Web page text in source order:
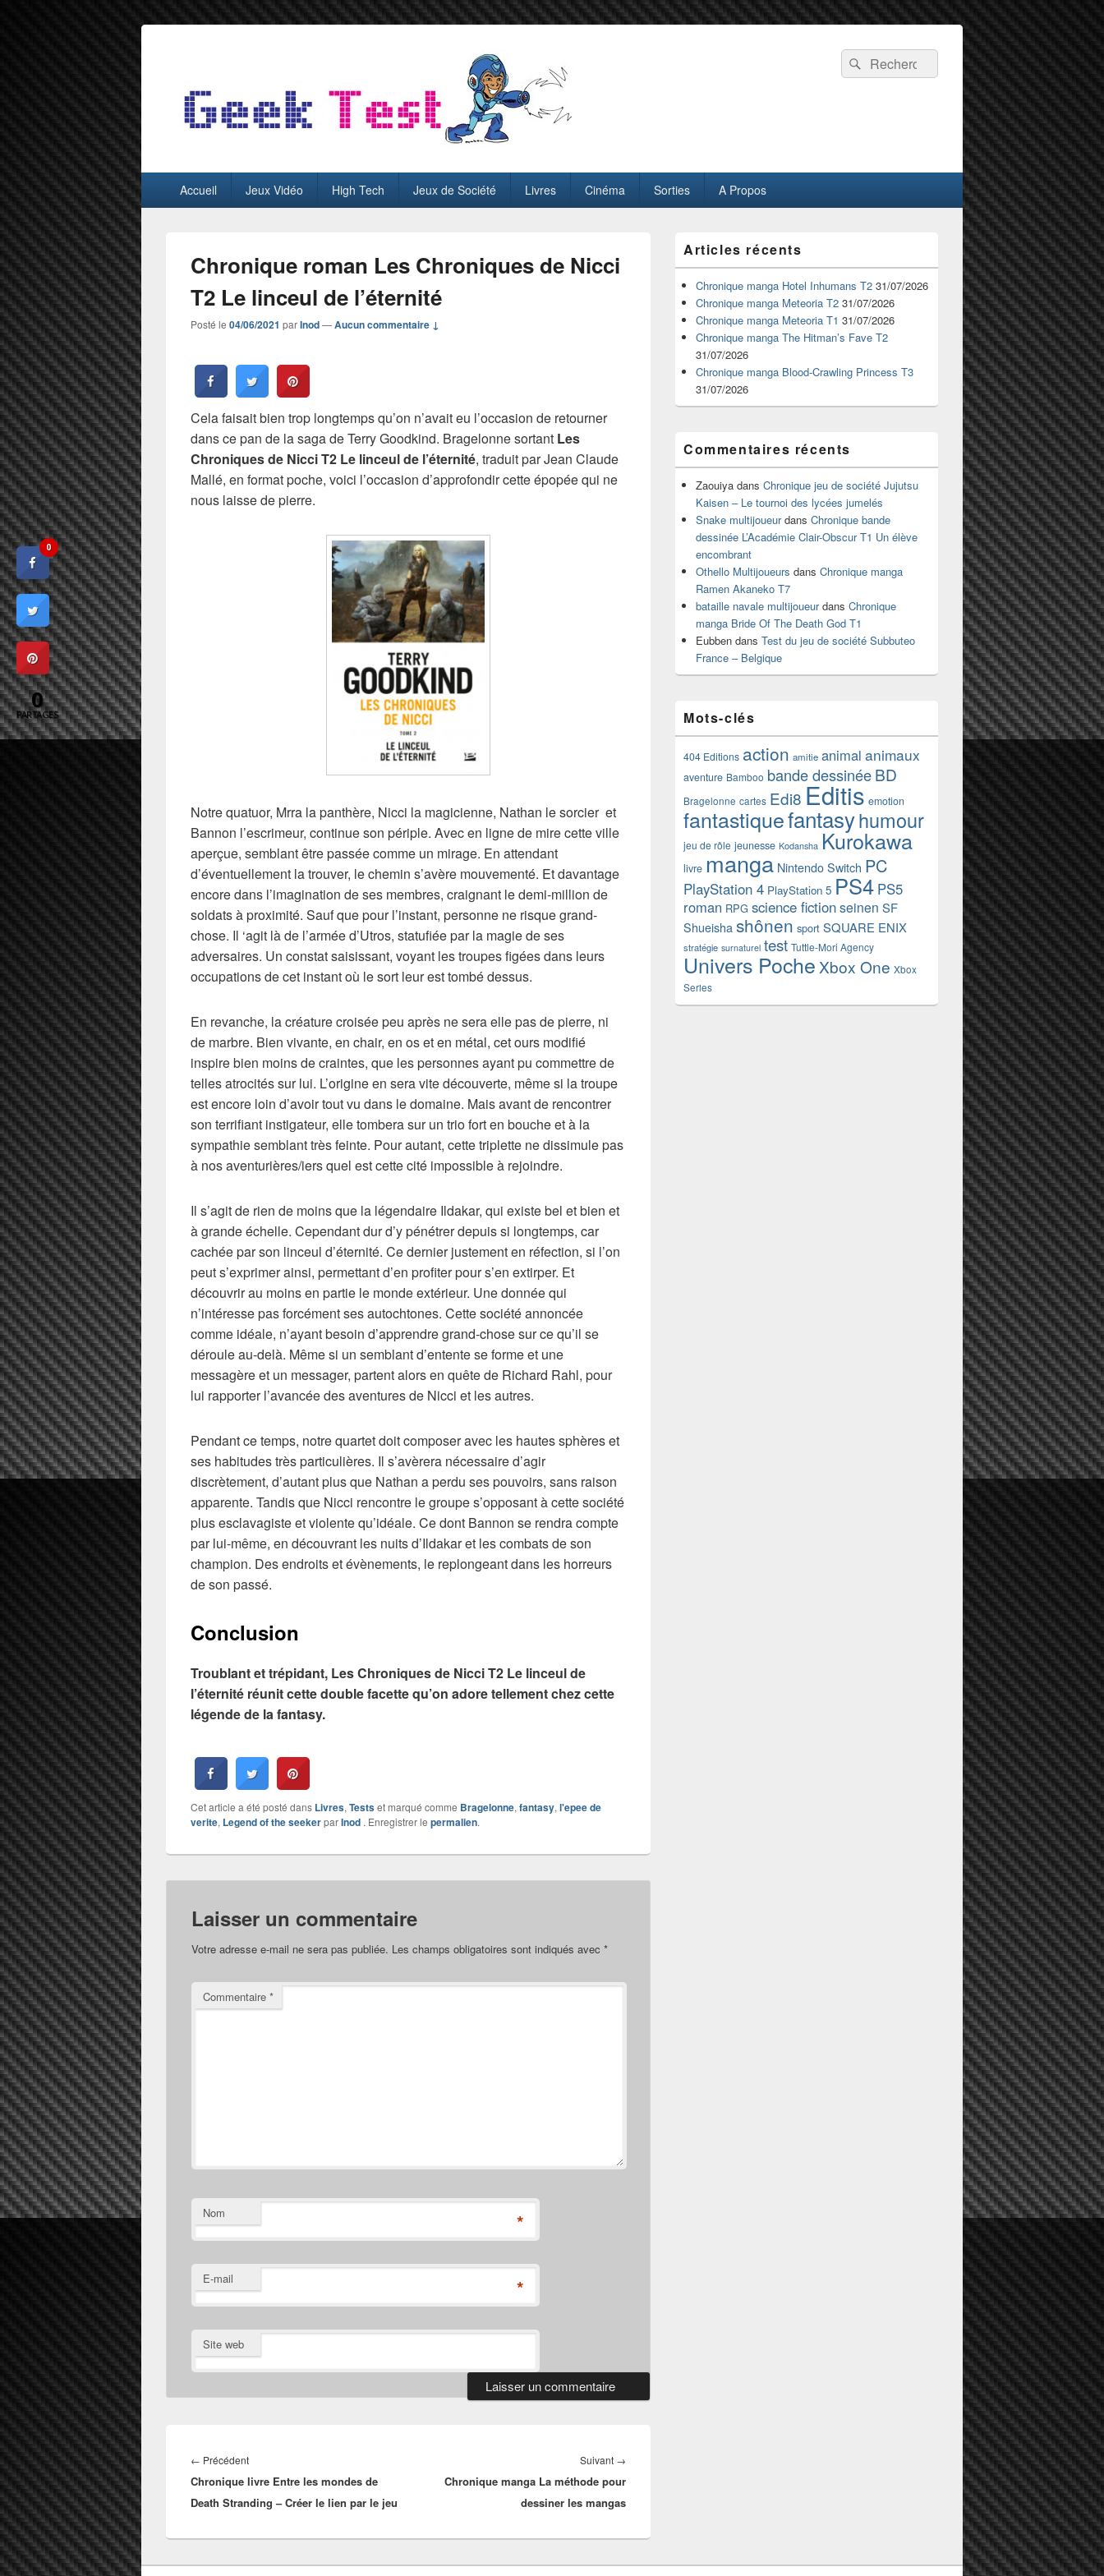
GeekTest
Recherche :
Rechercher
principalAccueil Jeux Vidéo High Tech Jeux de Société Livres Cinéma Sorties A Propos
Chronique roman Les Chroniques de Nicci
T2 Le linceul de l’éternité
Posté le 04/06/2021 parInod—Aucun commentaire ↓
Cela faisait bien trop longtemps qu’on n’avait eu l’occasion de retourner
dans ce pan de la saga de Terry Goodkind. Bragelonne sortant Les
Chroniques de Nicci T2 Le linceul de l’éternité, traduit par Jean Claude
Mallé, en format poche, voici l’occasion d’approfondir cette épopée qui ne
nous laisse de pierre.
Notre quatuor, Mrra la panthère, Nicci la magicienne, Nathan le sorcier et
Bannon l’escrimeur, continue son périple. Avec en ligne de mire cette ville
aperçue, semblant être passée comme un mirage. En attendant
d’éventuellement la trouver, le chemin s’avère mouvementé. Et davantage
encore dans l’imagination de ses membres, craignant le demi-million de
soldats à proximité. Sauf que pour l’instant, personne ne risque grand-
chose. Il ‘agit là de l’armée d’Utros, statufiée par la magie de ses
adversaires. Un constat saisissant, voyant les troupes figées dans leurs
occupations de cet instant où le sort leur est tombé dessus.
En revanche, la créature croisée peu après ne sera elle pas de pierre, ni
de marbre. Bien vivante, en chair, en os et en métal, cet ours modifié
inspire bien moins de craintes, que les personnes ayant pu commettre de
telles atrocités sur lui. L’origine en sera vite découverte, même si la troupe
est encore loin d’avoir tout vu dans le domaine. Mais avant de rencontrer
son terrifiant instigateur, elle tombera sur un trio fort en bouche et à la
sympathie semblant très feinte. Pour autant, cette triplette ne dissimule pas
à nos aventurières/iers quel est cette cité impossible à rejoindre.
Il s’agit de rien de moins que la légendaire Ildakar, qui existe bel et bien et
à grande échelle. Cependant dur d’y pénétrer depuis si longtemps, car
cachée par son linceul d’éternité. Ce dernier justement en réfection, si l’on
peut s’exprimer ainsi, permettant d’en profiter pour s’en extirper. Et
découvrir au moins en partie le monde extérieur. Une donnée qui
n’intéresse pas forcément ses autochtones. Cette société annoncée
comme idéale, n’ayant besoin d’apprendre grand-chose sur ce qu’il se
déroule au-delà. Même si un semblant d’entente se forme et une
messagère et un messager, partent alors en quête de Richard Rahl, pour
lui rapporter l’avancée des aventures de Nicci et les autres.
Pendant ce temps, notre quartet doit composer avec les hautes sphères et
ses habitudes très particulières. Il s’avèrera nécessaire d’agir
discrètement, d’autant plus que Nathan a perdu ses pouvoirs, sans raison
apparente. Tandis que Nicci rencontre le groupe s’opposant à cette société
plus esclavagiste et violente qu’idéale. Ce dont Bannon se rendra compte
par lui-même, en découvrant les nuits d’Ildakar et les combats de son
champion. Des endroits et évènements, le replongeant dans les horreurs
de son passé.
Conclusion
Troublant et trépidant, Les Chroniques de Nicci T2 Le linceul de
l’éternité réunit cette double facette qu’on adore tellement chez cette
légende de la fantasy.
Cet article a été posté dans Livres, Testset marqué comme Bragelonne, fantasy, l'epee de
verite, Legend of the seekerparInod . Enregistrer le permalien.
Laisser un commentaire
Votre adresse e-mail ne sera pas publiée. Les champs obligatoires sont indiqués avec *
Commentaire *
Nom *
E-mail *
Site web
de
l’article
← PrécédentArticle
précédent :
Chronique livre Entre les mondes de
Death Stranding – Créer le lien par le jeu
Suivant →
suivant :
Chronique manga La méthode pour
dessiner les mangas
principale
de
widget
pour
barre
latérale
Articles récents
Chronique manga Hotel Inhumans T2 31/07/2026
Chronique manga Meteoria T2 31/07/2026
Chronique manga Meteoria T1 31/07/2026
Chronique manga The Hitman’s Fave T2
31/07/2026
Chronique manga Blood-Crawling Princess T3
31/07/2026
Commentaires récents
Zaouiya dans Chronique jeu de société Jujutsu
Kaisen – Le tournoi des lycées jumelés
Snake multijoueurdans Chronique bande
dessinée L’Académie Clair-Obscur T1 Un élève
encombrant
Othello Multijoueurs dans Chronique manga
Ramen Akaneko T7
bataille navale multijoueurdans Chronique
manga Bride Of The Death God T1
Eubben dans Test du jeu de société Subbuteo
France – Belgique
Mots-clés
404 Editions action amitie animal animaux
aventure Bamboo bande dessinéeBD
Bragelonne cartes Edi8 Editis emotion
fantastiquefantasyhumour
jeu de rôle jeunesse Kodansha Kurokawa
livre manga Nintendo Switch PC
PlayStation 4 PlayStation 5 PS4 PS5
roman RPG science fictionseinen SF
Shueisha shônen sport SQUARE ENIX
stratégie surnaturel test Tuttle-Mori Agency
Univers Poche Xbox One Xbox
Series
0
0
PARTAGES